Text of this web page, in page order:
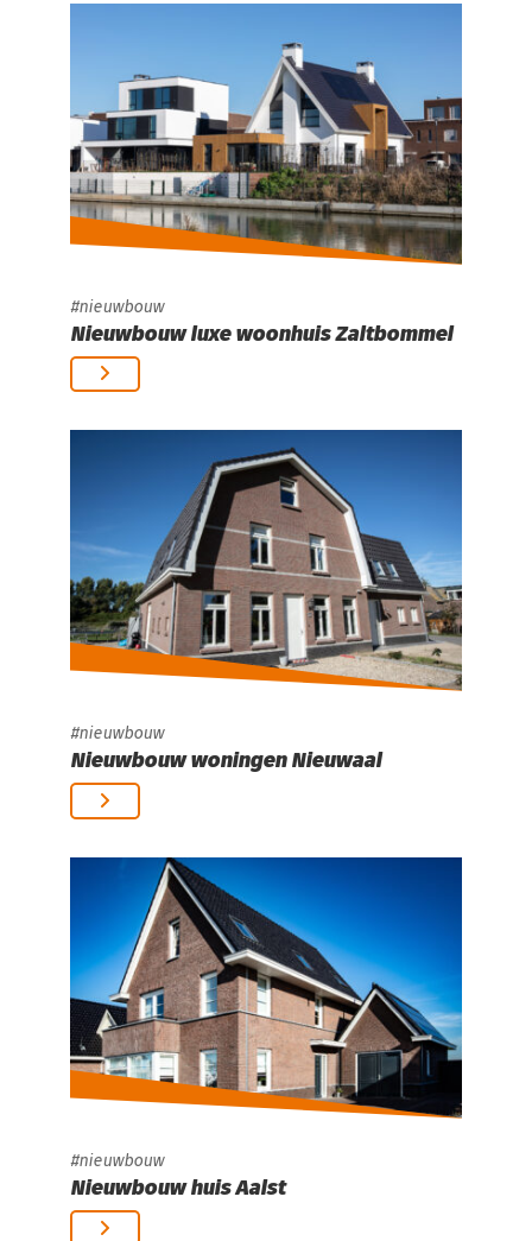
nieuwbouw
Nieuwbouw luxe woonhuis Zaltbommel
nieuwbouw
Nieuwbouw woningen Nieuwaal
nieuwbouw
Nieuwbouw huis Aalst